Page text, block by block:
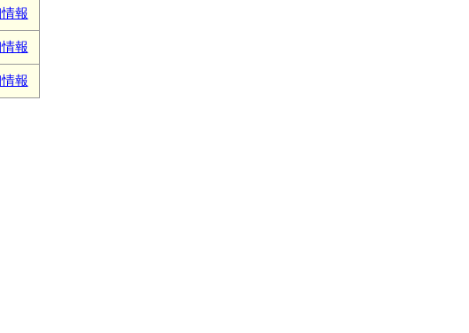
報
報
報